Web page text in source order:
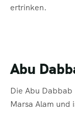
ertrinken.
Abu
Die Abu Dabbab
Marsa Alam und